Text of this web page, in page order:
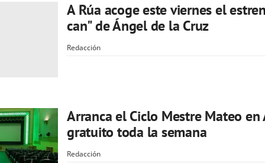
A Rúa acoge este viernes el
can" de Ángel de la Cruz
Redacción
Arranca el Ciclo Mestre Mateo en
gratuito toda la semana
Redacción